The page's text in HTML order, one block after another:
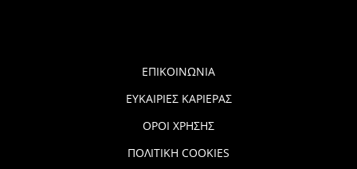
ΕΠΙΚΟΙΝΩΝΙΑ
ΕΥΚΑΙΡΙΕΣ ΚΑΡΙΕΡΑΣ
ΟΡΟΙ ΧΡΗΣΗΣ
ΠΟΛΙΤΙΚΗ COOKIES